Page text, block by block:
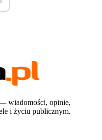
wiadomości, opinie,
i życiu publicznym.